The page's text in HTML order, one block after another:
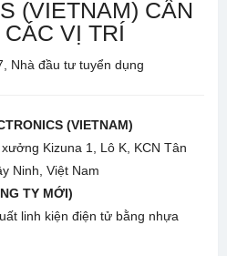
(VIETNAM) CẦN
VỊ TRÍ
Nhà đầu tư tuyển dụng
(VIETNAM)
Kizuna 1, Lô K, KCN Tân
Ninh, Việt Nam
TY MỚI)
linh kiện điện tử bằng nhựa